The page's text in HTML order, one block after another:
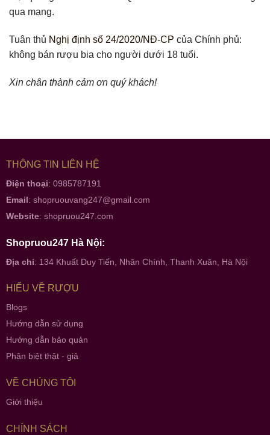
qua mạng.
Tuân thủ Nghị định số 24/2020/NĐ-CP của Chính phủ:
không bán rượu bia cho người dưới 18 tuổi.
Xin chân thành cảm ơn quý khách!
THÔNG TIN LIÊN HỆ
Điện thoại: 0985787191
Email: shopruouvang247@gmail.com
Website: shopruou247.com
Shopruou247 Hà Nội:
Địa chỉ: 134 Khuất Duy Tiến, Nhân Chính, Thanh Xuân, Hà Nội
HIỂU VỀ RƯỢU
Blogs
Hướng dẫn sử dụng
Hướng dẫn bảo quản
Phân biệt thật - giả
VỀ CHÚNG TÔI
Giới thiệu
CHÍNH SÁCH